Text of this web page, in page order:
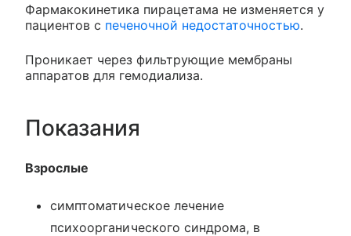
Фармакокинетика пирацетама не изменяется у
пациентов с печеночной недостаточностью.
Проникает через фильтрующие мембраны
аппаратов для гемодиализа.
Показания
Взрослые
симптоматическое лечение
психоорганического синдрома, в